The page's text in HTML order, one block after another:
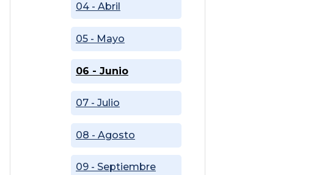
04 - Abril
05 - Mayo
06 - Junio
07 - Julio
08 - Agosto
09 - Septiembre